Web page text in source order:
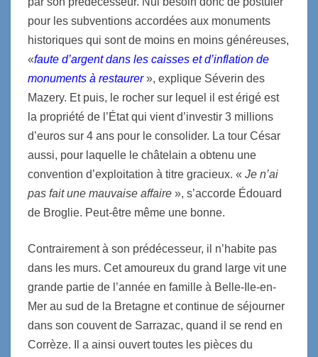
pour les subventions accordées aux monuments
historiques qui sont de moins en moins généreuses,
«faute d’argent dans les caisses et d’inflation de
monuments à restaurer», explique Séverin des
Mazery. Et puis, le rocher sur lequel il est érigé est
la propriété de l’État qui vient d’investir 3 millions
d’euros sur 4 ans pour le consolider. La tour César
aussi, pour laquelle le châtelain a obtenu une
convention d’exploitation à titre gracieux. « Je n’ai
pas fait une mauvaise affaire », s’accorde Édouard
de Broglie. Peut-être même une bonne.
Contrairement à son prédécesseur, il n’habite pas
dans les murs. Cet amoureux du grand large vit une
grande partie de l’année en famille à Belle-Ile-en-
Mer au sud de la Bretagne et continue de séjourner
dans son couvent de Sarrazac, quand il se rend en
Corrèze. Il a ainsi ouvert toutes les pièces du